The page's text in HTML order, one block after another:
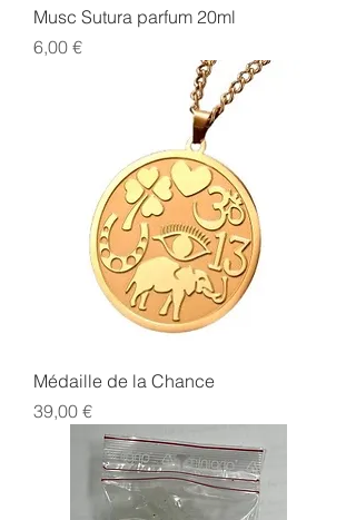
Musc Sutura parfum 20ml
Prix
6,00 €
Médaille de la Chance
Prix
39,00 €